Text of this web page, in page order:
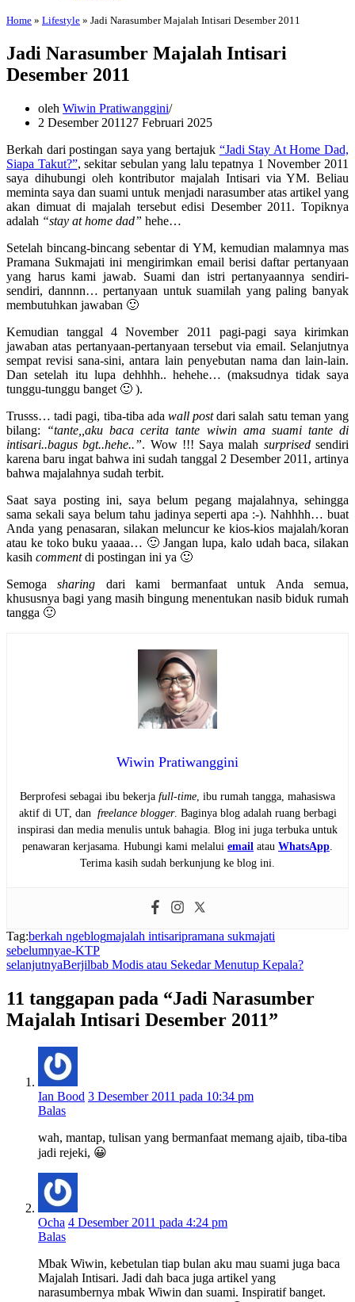
Home » Lifestyle » Jadi Narasumber Majalah Intisari Desember 2011
Jadi Narasumber Majalah Intisari
Desember 2011
oleh Wiwin Pratiwanggini
2 Desember 2011 27 Februari 2025
Berkah dari postingan saya yang bertajuk “Jadi Stay At Home Dad,
Siapa Takut?”, sekitar sebulan yang lalu tepatnya 1 November 2011
saya dihubungi oleh kontributor majalah Intisari via YM. Beliau
meminta saya dan suami untuk menjadi narasumber atas artikel yang
akan dimuat di majalah tersebut edisi Desember 2011. Topiknya
adalah “stay at home dad” hehe…
Setelah bincang-bincang sebentar di YM, kemudian malamnya mas
Pramana Sukmajati ini mengirimkan email berisi daftar pertanyaan
yang harus kami jawab. Suami dan istri pertanyaannya sendiri-
sendiri, dannnn… pertanyaan untuk suamilah yang paling banyak
membutuhkan jawaban 🙂
Kemudian tanggal 4 November 2011 pagi-pagi saya kirimkan
jawaban atas pertanyaan-pertanyaan tersebut via email. Selanjutnya
sempat revisi sana-sini, antara lain penyebutan nama dan lain-lain.
Dan setelah itu lupa dehhhh.. hehehe… (maksudnya tidak saya
tunggu-tunggu banget 🙂 ).
Trusss… tadi pagi, tiba-tiba ada wall postdari salah satu teman yang
bilang:
“tante,,aku baca cerita tante wiwin ama suami tante di
intisari..bagus bgt..hehe..”. Wow !!! Saya malah surprisedsendiri
karena baru ingat bahwa ini sudah tanggal 2 Desember 2011, artinya
bahwa majalahnya sudah terbit.
Saat saya posting ini, saya belum pegang majalahnya, sehingga
sama sekali saya belum tahu jadinya seperti apa :-). Nahhhh… buat
Anda yang penasaran, silakan meluncur ke kios-kios majalah/koran
atau ke toko buku yaaaa… 🙂 Jangan lupa, kalo udah baca, silakan
kasih commentdi postingan ini ya 🙂
Semogasharing dari kami bermanfaat untuk Anda semua,
khususnya bagi yang masih bingung menentukan nasib biduk rumah
tangga 🙂
Wiwin Pratiwanggini
Berprofesi sebagai ibu bekerja full-time , ibu rumah tangga, mahasiswa
aktif di UT, dan freelance blogger. Baginya blog adalah ruang berbagi
inspirasi dan media menulis untuk bahagia. Blog ini juga terbuka untuk
penawaran kerjasama. Hubungi kami melalui email atau WhatsApp
Terima kasih sudah berkunjung ke blog ini.
Tag:berkah ngeblogmajalah intisaripramana sukmajati
sebelumnyae-KTP
selanjutnyaBerjilbab Modis atau Sekedar Menutup Kepala?
11 tanggapan pada “Jadi Narasumber
Majalah Intisari Desember 2011”
Ian Bood 3 Desember 2011 pada 10:34 pm
Balas
wah, mantap, tulisan yang bermanfaat memang ajaib, tiba-tiba
jadi rejeki, 😀
Ocha 4 Desember 2011 pada 4:24 pm
Balas
Mbak Wiwin, kebetulan tiap bulan aku mau suami juga baca
Majalah Intisari. Jadi dah baca juga artikel yang
narasumbernya mbak Wiwin dan suami. Inspiratif banget.